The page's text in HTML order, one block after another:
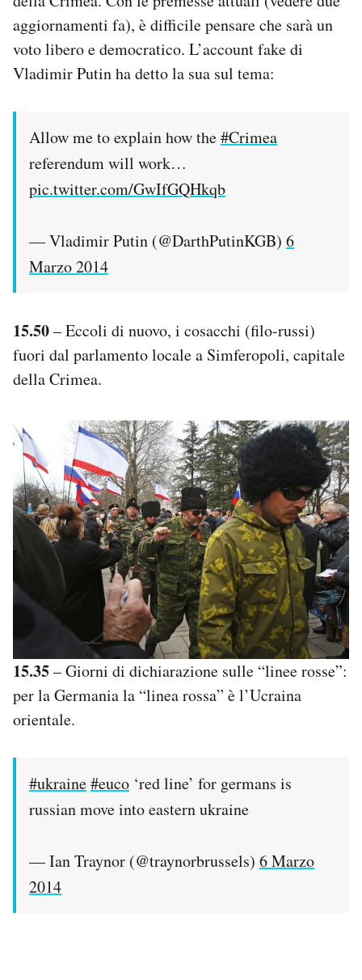
aggiornamenti fa), è difficile pensare che sarà un
voto libero e democratico. L’account fake di
Vladimir Putin ha detto la sua sul tema:
Allow me to explain how the#Crimea
referendum will work…
pic.twitter.com/GwIfGQHkqb
— Vladimir Putin (@DarthPutinKGB) 6
Marzo 2014
15.50– Eccoli di nuovo, i cosacchi (filo-russi)
fuori dal parlamento locale a Simferopoli, capitale
della Crimea.
15.35– Giorni di dichiarazione sulle “linee rosse”:
per la Germania la “linea rossa” è l’Ucraina
orientale.
#ukraine#euco ‘red line’ for germans is
russian move into eastern ukraine
— Ian Traynor (@traynorbrussels) 6 Marzo
2014